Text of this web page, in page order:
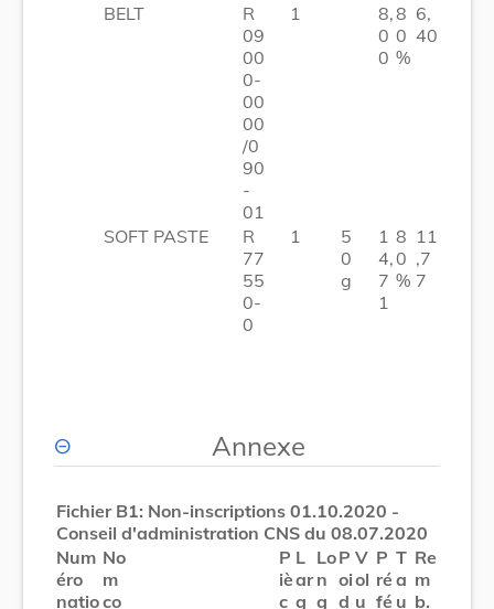
BELT
R
09
00
0-
00
00
/0
90
-
01
1
8,
0
0
8
0
%
6,
40
SOFT PASTE
R
77
55
0-
0
1
5
0
g
1
4,
7
1
8
0
%
11
,7
7
Annexe
Fichier B1: Non-inscriptions 01.10.2020 -
Conseil d'administration CNS du 08.07.2020
Num
éro
natio
No
m
co
P
iè
c
L
ar
g
Lo
n
g
P
oi
d
V
ol
u
P
ré
fé
T
a
u
Re
m
b.